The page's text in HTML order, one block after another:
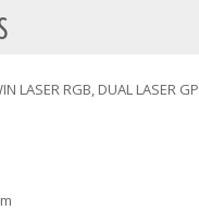
LASER RGB, DUAL LASER